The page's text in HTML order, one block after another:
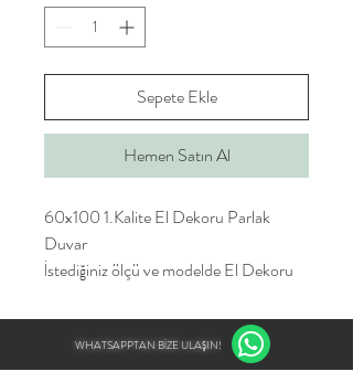
Sepete Ekle
Hemen Satın Al
60x100 1.Kalite El Dekoru Parlak
Duvar
İstediğiniz ölçü ve modelde El Dekoru
WHATSAPPTAN BİZE ULAŞIN!